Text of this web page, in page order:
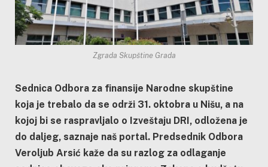
Zgrada Skupštine Grada
Sednica Odbora za finansije Narodne skupštine
koja je trebalo da se održi 31. oktobra u Nišu, a na
kojoj bi se raspravljalo o Izveštaju DRI, odložena je
do daljeg, saznaje naš portal. Predsednik Odbora
Veroljub Arsić kaže da su razlog za odlaganje